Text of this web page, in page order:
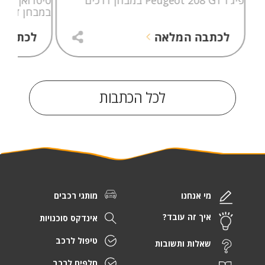
לכתבה המלאה
במבחן
לכל הכתבות
מי אנחנו
איך זה עובד?
שאלות ותשובות
מותגי רכבים
אינדקס סוכנויות
טיפול לרכב